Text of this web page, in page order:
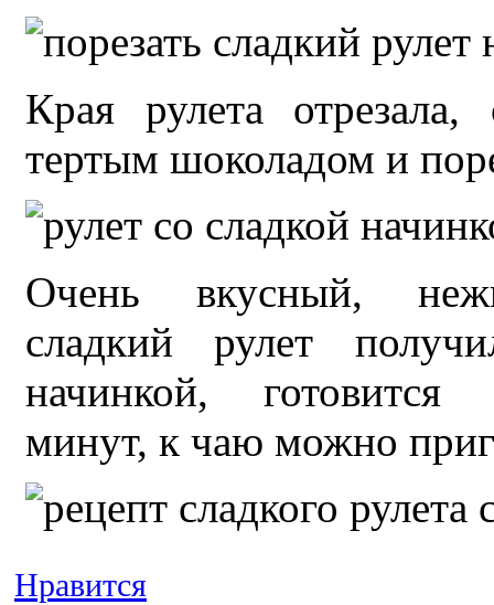
Края рулета отрезала,
тертым шоколадом и
Очень вкусный,
сладкий рулет
начинкой, готовится
минут, к чаю можно
Нравится